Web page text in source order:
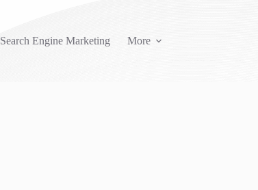
Search Engine Marketing More